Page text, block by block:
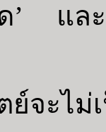
และ
ย์จะไม่